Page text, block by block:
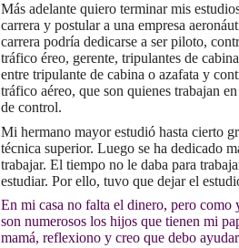
Más adelante quiero terminar mis
carrera y postular a una empresa
carrera podría dedicarse a ser piloto,
tráfico éreo, gerente, tripulantes de
entre tripulante de cabina o azafata y
tráfico aéreo, que son quienes trabajan
de control.
Mi hermano mayor estudió hasta cierto
técnica superior. Luego se ha dedicado
trabajar. El tiempo no le daba para
estudiar. Por ello, tuvo que dejar el
En mi casa no falta el dinero, pero como
son numerosos los hijos que tienen mi
mamá, reflexiono y creo que debo